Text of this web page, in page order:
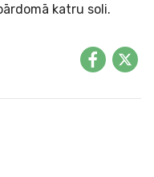
katru soli.